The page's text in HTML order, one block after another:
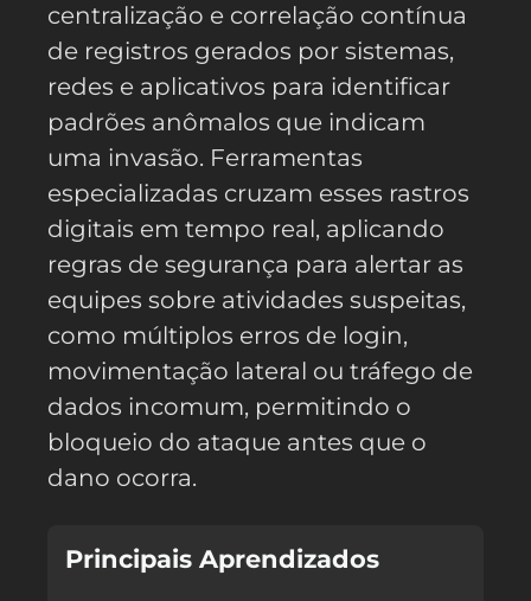
centralização e correlação contínua
de registros gerados por sistemas,
redes e aplicativos para identificar
padrões anômalos que indicam
uma invasão. Ferramentas
especializadas cruzam esses rastros
digitais em tempo real, aplicando
regras de segurança para alertar as
equipes sobre atividades suspeitas,
como múltiplos erros de login,
movimentação lateral ou tráfego de
dados incomum, permitindo o
bloqueio do ataque antes que o
dano ocorra.
Principais Aprendizados